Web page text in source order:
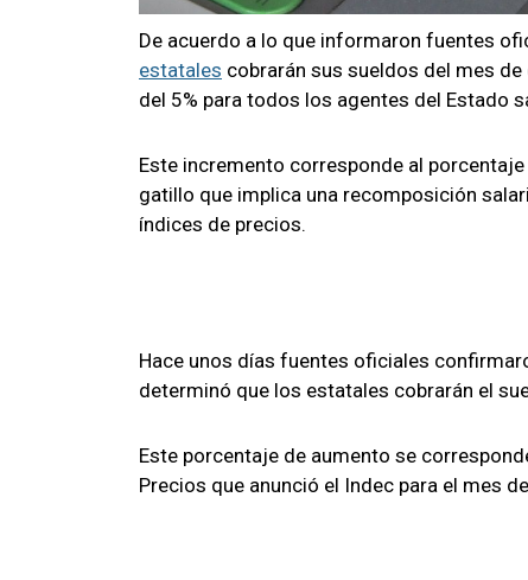
De acuerdo a lo que informaron fuentes
estatales cobrarán sus sueldos del mes
del 5% para todos los agentes del Estado
Este incremento corresponde al
gatillo que implica una recomposición
índices de precios.
Hace unos días fuentes oficiales
determinó que los estatales cobrarán el
Este porcentaje de aumento se
Precios que anunció el Indec para el mes